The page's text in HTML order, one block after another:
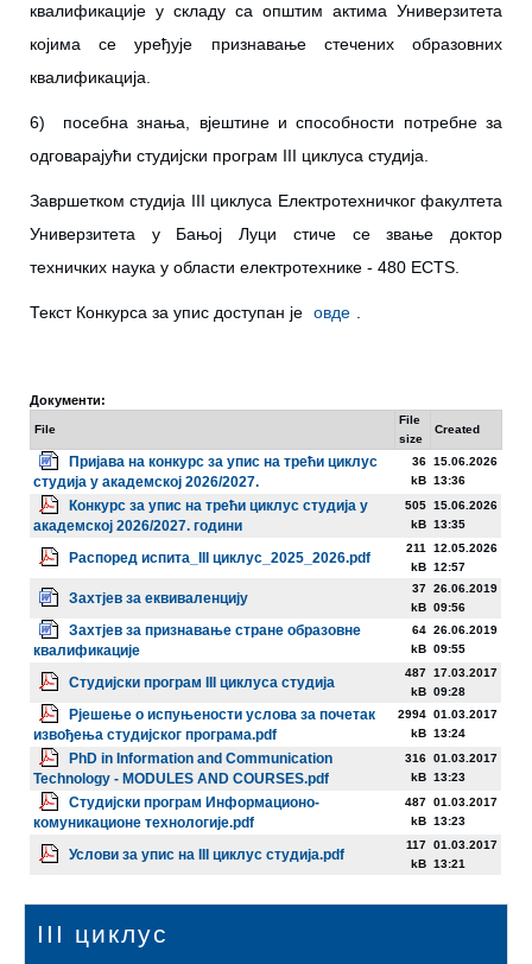
квалификације у складу са општим актима Универзитета
којима се уређује признавање стечених образовних
квалификација.
6) посебна знања, вјештине и способности потребне за
одговарајући студијски програм III циклуса студија.
Завршетком студија III циклусa Електротехничког факултета
Универзитета у Бањој Луци стиче се звање доктор
техничких наука у области електротехнике - 480 ECTS.
Текст Конкурса за упис доступан је овде
Документи:
File
File
size
Created
Пријава на конкурс за упис на трећи циклус
студија у академској 2026/2027.
36
kB
15.06.2026
13:36
Конкурс за упис на трећи циклус студија у
академској 2026/2027. години
505
kB
15.06.2026
13:35
Распоред испита_III циклус_2025_2026.pdf
211
kB
12.05.2026
12:57
Захтјев за еквиваленцију
37
kB
26.06.2019
09:56
Захтјев за признавање стране образовне
квалификације
64
kB
26.06.2019
09:55
Студијски програм III циклуса студија
487
kB
17.03.2017
09:28
Рјешење о испуњености услова за почетак
извођења студијског програма.pdf
2994
kB
01.03.2017
13:24
PhD in Information and Communication
Technology - MODULES AND COURSES.pdf
316
kB
01.03.2017
13:23
Студијски програм Информационо-
комуникационе технологије.pdf
487
kB
01.03.2017
13:23
Услови за упис на III циклус студија.pdf
117
kB
01.03.2017
13:21
III циклус